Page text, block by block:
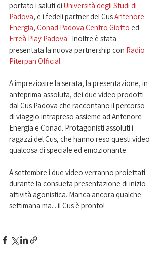
portato i saluti di Università degli Studi di
Padova, e i fedeli partner del Cus Antenore
Energia, Conad Padova Centro Giotto ed
Erreà Play Padova.  Inoltre è stata
presentata la nuova partnership con Radio
Piterpan Official.
A impreziosire la serata, la presentazione, in
anteprima assoluta, dei due video prodotti
dal Cus Padova che raccontano il percorso
di viaggio intrapreso assieme ad Antenore
Energia e Conad. Protagonisti assoluti i
ragazzi del Cus, che hanno reso questi video
qualcosa di speciale ed emozionante.
A settembre i due video verranno proiettati
durante la consueta presentazione di inizio
attività agonistica. Manca ancora qualche
settimana ma... il Cus è pronto!